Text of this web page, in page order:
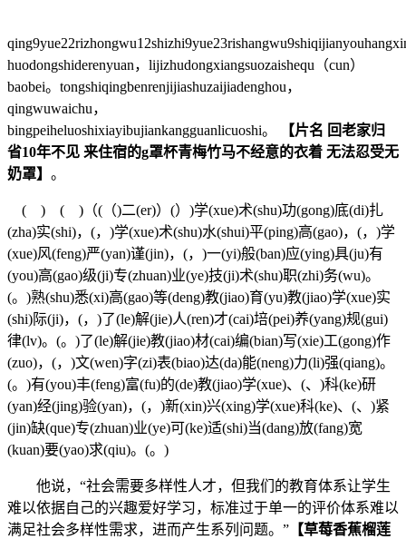
huodongshiderenyuan，lijizhudongxiangsuozaishequ（cun）
baobei。tongshiqingbenrenjijiashuzaijiadenghou，
qingwuwaichu，
bingpeiheluoshixiayibujiankangguanlicuoshi。
【片名 回老家归
省10年不见 来住宿的g罩杯青梅竹马不经意的衣着 无法忍受无
奶罩】 。
( ) ( )（(（)二(er)）(）)学(xue)术(shu)功(gong)底(di)扎
(zha)实(shi)，(，)学(xue)术(shu)水(shui)平(ping)高(gao)，(，)学
(xue)风(feng)严(yan)谨(jin)，(，)一(yi)般(ban)应(ying)具(ju)有
(you)高(gao)级(ji)专(zhuan)业(ye)技(ji)术(shu)职(zhi)务(wu)。
(。)熟(shu)悉(xi)高(gao)等(deng)教(jiao)育(yu)教(jiao)学(xue)实
(shi)际(ji)，(，)了(le)解(jie)人(ren)才(cai)培(pei)养(yang)规(gui)
律(lv)。(。)了(le)解(jie)教(jiao)材(cai)编(bian)写(xie)工(gong)作
(zuo)，(，)文(wen)字(zi)表(biao)达(da)能(neng)力(li)强(qiang)。
(。)有(you)丰(feng)富(fu)的(de)教(jiao)学(xue)、(、)科(ke)研
(yan)经(jing)验(yan)，(，)新(xin)兴(xing)学(xue)科(ke)、(、)紧
(jin)缺(que)专(zhuan)业(ye)可(ke)适(shi)当(dang)放(fang)宽
(kuan)要(yao)求(qiu)。(。)
他说，“社会需要多样性人才，但我们的教育体系让学生
难以依据自己的兴趣爱好学习，标准过于单一的评价体系难以
满足社会多样性需求，进而产生系列问题。” 【草莓香蕉榴莲